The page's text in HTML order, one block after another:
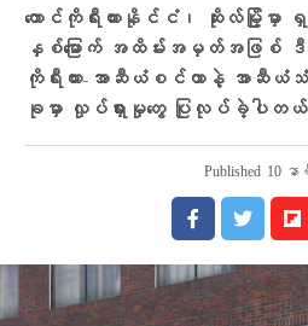
တောင်ကိုရီးယားနိုင်ငံ၊ ဆိုးလ်မြို့မှာ ရှ
နှစ်မြောက် အထိမ်းအမှတ်အဖြစ် ဒီ
ကိုရီးယား-အာဆီယံစင်တာနဲ့ အာဆီယံ
ခုမှာ လှုပ်ရှားမှုတွေ ပြုလုပ်ခဲ့ပါတ
Published 10 နာ